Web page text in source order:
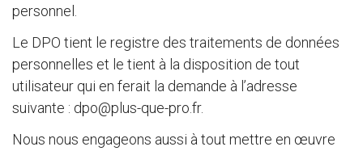
personnel.
Le DPO tient le registre des traitements de données
personnelles et le tient à la disposition de tout
utilisateur qui en ferait la demande à l’adresse
suivante : dpo@plus-que-pro.fr.
Nous nous engageons aussi à tout mettre en œuvre